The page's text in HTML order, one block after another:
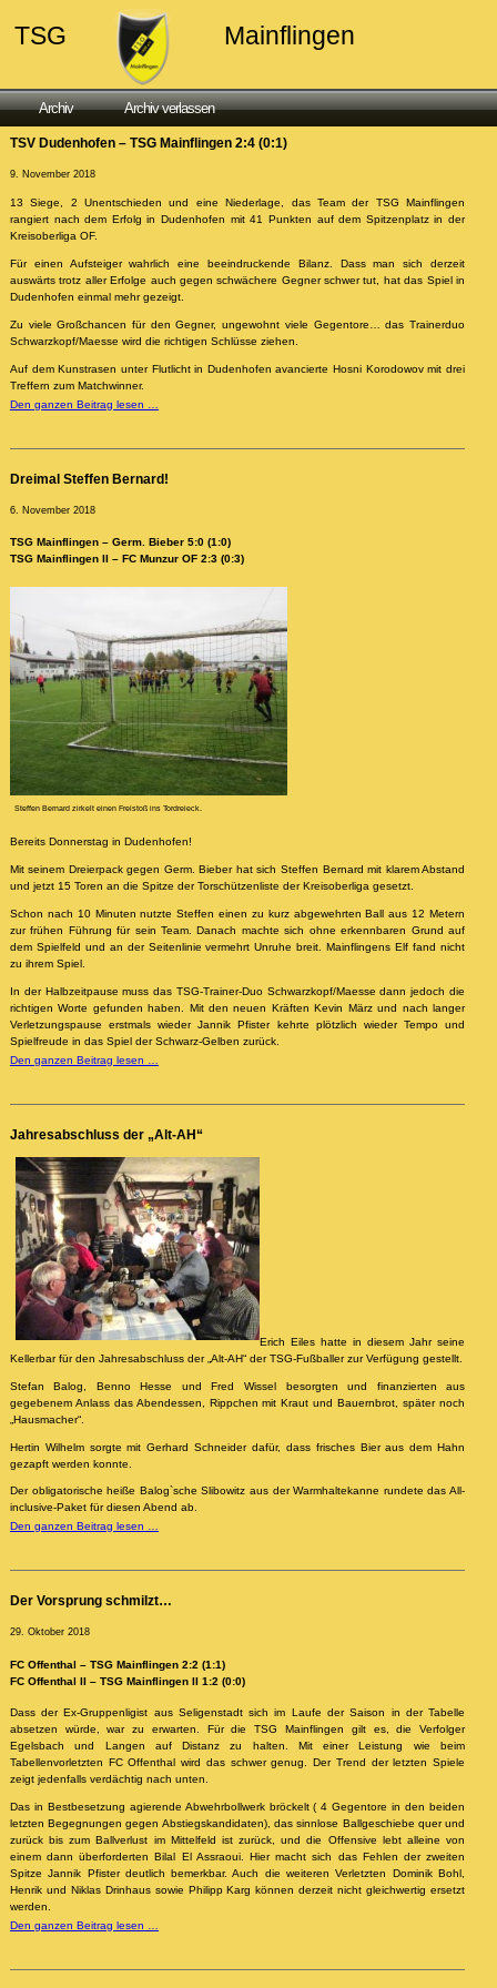
TSG Mainflingen
Archiv Archiv verlassen
TSV Dudenhofen – TSG Mainflingen 2:4 (0:1)
9. November 2018
13 Siege, 2 Unentschieden und eine Niederlage, das Team der TSG Mainflingen
rangiert nach dem Erfolg in Dudenhofen mit 41 Punkten auf dem Spitzenplatz in der
Kreisoberliga OF.
Für einen Aufsteiger wahrlich eine beeindruckende Bilanz. Dass man sich derzeit
auswärts trotz aller Erfolge auch gegen schwächere Gegner schwer tut, hat das Spiel in
Dudenhofen einmal mehr gezeigt.
Zu viele Großchancen für den Gegner, ungewohnt viele Gegentore… das Trainerduo
Schwarzkopf/Maesse wird die richtigen Schlüsse ziehen.
Auf dem Kunstrasen unter Flutlicht in Dudenhofen avancierte Hosni Korodowov mit drei
Treffern zum Matchwinner.
Den ganzen Beitrag lesen …
Dreimal Steffen Bernard!
6. November 2018
TSG Mainflingen – Germ. Bieber 5:0 (1:0)
TSG Mainflingen II – FC Munzur OF 2:3 (0:3)
Steffen Bernard zirkelt einen Freistoß ins Tordreieck.
Bereits Donnerstag in Dudenhofen!
Mit seinem Dreierpack gegen Germ. Bieber hat sich Steffen Bernard mit klarem Abstand
und jetzt 15 Toren an die Spitze der Torschützenliste der Kreisoberliga gesetzt.
Schon nach 10 Minuten nutzte Steffen einen zu kurz abgewehrten Ball aus 12 Metern
zur frühen Führung für sein Team. Danach machte sich ohne erkennbaren Grund auf
dem Spielfeld und an der Seitenlinie vermehrt Unruhe breit. Mainflingens Elf fand nicht
zu ihrem Spiel.
In der Halbzeitpause muss das TSG-Trainer-Duo Schwarzkopf/Maesse dann jedoch die
richtigen Worte gefunden haben. Mit den neuen Kräften Kevin März und nach langer
Verletzungspause erstmals wieder Jannik Pfister kehrte plötzlich wieder Tempo und
Spielfreude in das Spiel der Schwarz-Gelben zurück.
Den ganzen Beitrag lesen …
Jahresabschluss der „Alt-AH“
Erich Eiles hatte in diesem Jahr seine
Kellerbar für den Jahresabschluss der „Alt-AH“ der TSG-Fußballer zur Verfügung gestellt.
Stefan Balog, Benno Hesse und Fred Wissel besorgten und finanzierten aus
gegebenem Anlass das Abendessen, Rippchen mit Kraut und Bauernbrot, später noch
„Hausmacher“.
Hertin Wilhelm sorgte mit Gerhard Schneider dafür, dass frisches Bier aus dem Hahn
gezapft werden konnte.
Der obligatorische heiße Balog`sche Slibowitz aus der Warmhaltekanne rundete das All-
inclusive-Paket für diesen Abend ab.
Den ganzen Beitrag lesen …
Der Vorsprung schmilzt…
29. Oktober 2018
FC Offenthal – TSG Mainflingen 2:2 (1:1)
FC Offenthal II – TSG Mainflingen II 1:2 (0:0)
Dass der Ex-Gruppenligist aus Seligenstadt sich im Laufe der Saison in der Tabelle
absetzen würde, war zu erwarten. Für die TSG Mainflingen gilt es, die Verfolger
Egelsbach und Langen auf Distanz zu halten. Mit einer Leistung wie beim
Tabellenvorletzten FC Offenthal wird das schwer genug. Der Trend der letzten Spiele
zeigt jedenfalls verdächtig nach unten.
Das in Bestbesetzung agierende Abwehrbollwerk bröckelt ( 4 Gegentore in den beiden
letzten Begegnungen gegen Abstiegskandidaten), das sinnlose Ballgeschiebe quer und
zurück bis zum Ballverlust im Mittelfeld ist zurück, und die Offensive lebt alleine von
einem dann überforderten Bilal El Assraoui. Hier macht sich das Fehlen der zweiten
Spitze Jannik Pfister deutlich bemerkbar. Auch die weiteren Verletzten Dominik Bohl,
Henrik und Niklas Drinhaus sowie Philipp Karg können derzeit nicht gleichwertig ersetzt
werden.
Den ganzen Beitrag lesen …